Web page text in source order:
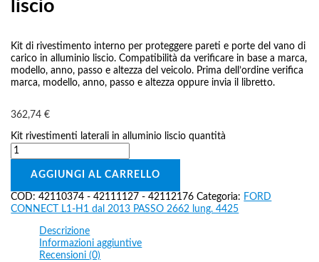
liscio
362,74€
Kit di rivestimento interno per proteggere pareti e porte del vano di
carico in alluminio liscio. Compatibilità da verificare in base a marca,
modello, anno, passo e altezza del veicolo. Prima dell’ordine verifica
marca, modello, anno, passo e altezza oppure invia il libretto.
Kit rivestimenti laterali in alluminio liscio quantità
AGGIUNGI AL CARRELLO
COD:42110374 - 42111127 - 42112176 Categoria: FORD
CONNECT L1-H1 dal 2013 PASSO 2662 lung. 4425
Descrizione
Informazioni aggiuntive
Recensioni (0)